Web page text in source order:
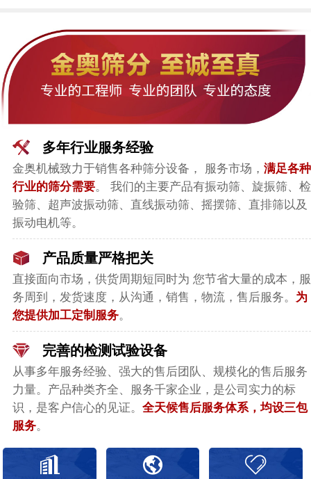
多年行业服务经验
金奥机械致力于销售各种筛分设备， 服务市场， 满足各种
行业的筛分需要。 我们的主要产品有振动筛、旋振筛、检
验筛、超声波振动筛、直线振动筛、摇摆筛、直排筛以及
振动电机等。
产品质量严格把关
直接面向市场， 供货周期短同时为 您节省大量的成本，服
务周到，发货速度，从沟通，销售，物流，售后服务。 为
您提供加工定制服务。
完善的检测试验设备
从事多年服务经验、强大的售后团队、规模化的售后服务
力量。产品种类齐全、服务千家企业，是公司实力的标
识，是客户信心的见证。 全天候售后服务体系，均设三包
服务。